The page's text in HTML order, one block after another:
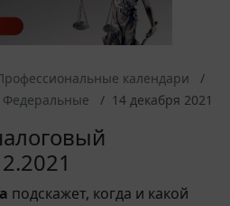
календари
Федеральные 14 декабря 2021
подскажет, когда и какой